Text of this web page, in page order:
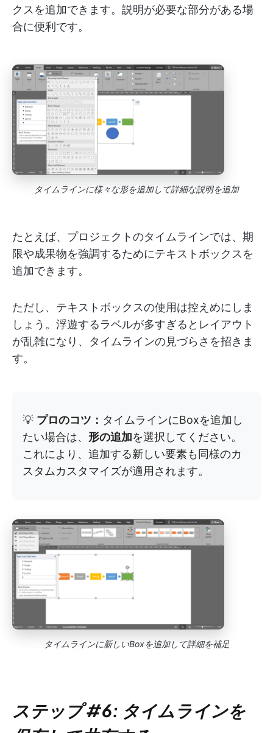
クスを追加できます。説明が必要な部分がある場
合に便利です。
タイムラインに様々な形を追加して詳細な説明を追加
たとえば、プロジェクトのタイムラインでは、期
限や成果物を強調するためにテキストボックスを
追加できます。
ただし、テキストボックスの使用は控えめにしま
しょう。浮遊するラベルが多すぎるとレイアウト
が乱雑になり、タイムラインの見づらさを招きま
す。
💡 プロのコツ： タイムラインにBoxを追加し
たい場合は、 形の追加を選択してください。
これにより、追加する新しい要素も同様のカ
スタムカスタマイズが適用されます。
タイムラインに新しいBoxを追加して詳細を補足
ステップ #6: タイムラインを